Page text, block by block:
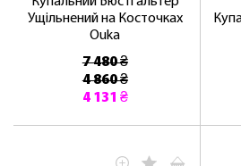
Ущільнений на Косточках
Ouka
7 480 ₴
4 860 ₴
4 131 ₴
ЛАСКАВО
NOSOVSKI.COM!
ПЕРШЕ